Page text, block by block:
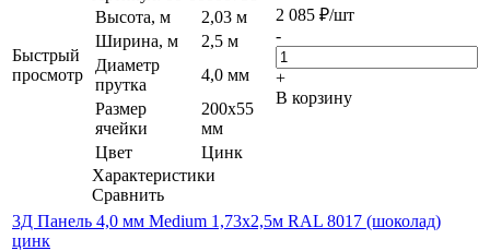
Быстрый
просмотр
Высота, м
2,03 м
Ширина, м
2,5 м
Диаметр
прутка
4,0 мм
Размер
ячейки
200х55
мм
Цвет
Цинк
Характеристики
Сравнить
2 085 ₽/шт
-
+
В корзину
3Д Панель 4,0 мм Medium 1,73х2,5м RAL 8017 (шоколад)
цинк